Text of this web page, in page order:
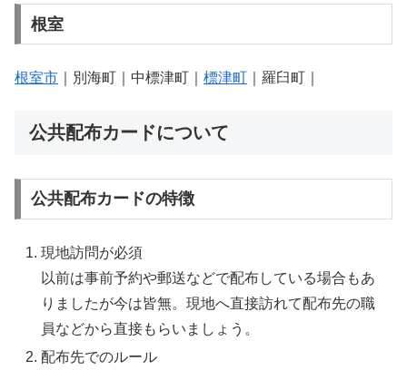
根室
根室市 ｜別海町｜中標津町｜ 標津町 ｜羅臼町｜
公共配布カードについて
公共配布カードの特徴
現地訪問が必須
以前は事前予約や郵送などで配布している場合もあ
りましたが今は皆無。現地へ直接訪れて配布先の職
員などから直接もらいましょう。
配布先でのルール